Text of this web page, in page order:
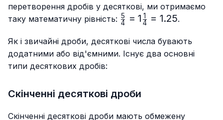
перетворення дробів у десяткові, ми отримаємо
таку математичну рівність: \frac{5}
{4}=1.25
4
5 = 1 4
1 = 1.25.
Як і звичайні дроби, десяткові числа бувають
додатними або від'ємними. Існує два основні
типи десяткових дробів:
Скінченні десяткові дроби
Скінченні десяткові дроби мають обмежену